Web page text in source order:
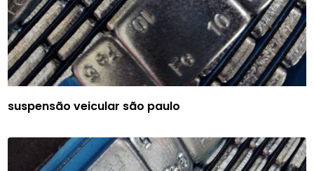
suspensão veicular são paulo